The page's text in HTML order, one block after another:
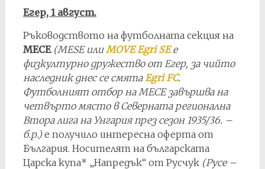
Егер, 1 август.
Ръководството на футболната секция на
МЕСЕ (MESE илиMOVE Egri SEе
физкултурно дружество от Егер, за чийто
наследник днес се смята Egri FC.
Футболният отбор на МЕСЕ завършва на
четвърто място в Северната регионална
Втора лига на Унгария през сезон 1935/36. –
б.р.)е получило интересна оферта от
България. Носителят на българската
Царска купа* „Напредък“ от Русчук (Русе –